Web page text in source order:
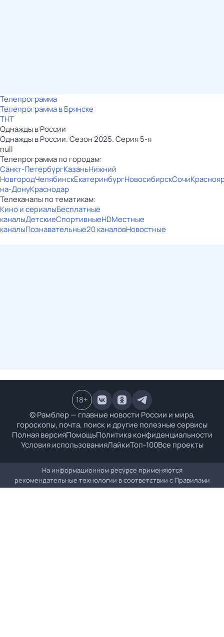
Телепрограмма
Телепрограмма в Брянске
ТНТ
Однажды в России
Однажды в России. Сезон 2025. Серия 5-я
null
Телепрограмма по городам:
Санкт-ПетербургКазаньНижний
НовгородЧелябинскЕкатеринбургНовосибирскСочи
на-ДонуКраснодар
Телеканалы по тематикам:
Кино и сериалыБесплатные
каналыДетскиеСпортивныеHDМестные
каналыПознавательные20 каналовНовостные
© Рамблер — главные новости России и мира,
гороскопы, почта, поиск и другие полезные сервисы
Полная версияПомощьПолитика конфиденциальности
Условия использованияЛайкиТоп-100Все проекты
18+
На информационном ресурсе применяются
рекомендательные технологии в соответствии с Правилами